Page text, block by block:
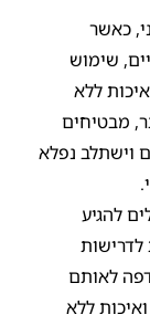
כאשר
שימוש
ללא
מבטיחים
וישתלב נפלא
להגיע
לדרישות
לאותם
ללא